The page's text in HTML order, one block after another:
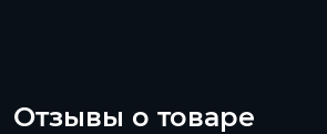
Отзывы о товаре